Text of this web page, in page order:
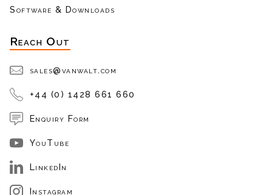
Software & Downloads
Reach Out
sales@vanwalt.com
+44 (0) 1428 661 660
Enquiry Form
YouTube
LinkedIn
Instagram